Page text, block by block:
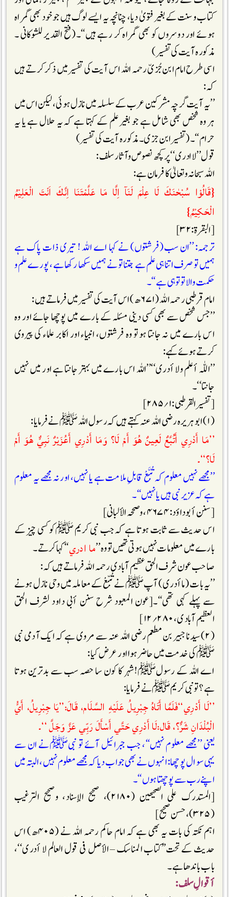
کتاب وسنت کے بغیر فتویٰ دیا، چنانچہ یہ ایسے لوگ ہیں جو خود بھی گمراہ
ہوئے اور دوسروں کو بھی گمراہ کر رہے ہیں‘‘۔(فتح القدیر للشوکانی ۔
مذکورہ آیت کی تفسیر)
اسی طرح امام ابن جُزیّ رحمہ اللہ اس آیت کی تفسیر میں ذکر کرتے ہیں
کہ :
’’یہ آیت گرچہ مشرکین عرب کے سلسلہ میں نازل ہوئی، لیکن اس میں
ہر وہ شخص بھی شامل ہے جو بغیر علم کے کہتا ہے کہ یہ حلال ہے یا یہ
حرام‘‘۔(تفسیر ابن جزی ۔مذکورہ آیت کی تفسیر)
قول’’لا ادری‘‘پر کچھ نصوص وآثار سلف :
اللہ سبحانہ وتعالیٰ کا فرمان ہے:
{قَالُوْا سُبْحٰنَكَ لَا عِلْمَ لَنَآ اِلَّا مَا عَلَّمْتَنَا اِنَّكَ اَنْتَ الْعَلِيْمُ
الْحَكِيْمُ}
[البقرۃ:۳۲]
ترجمہ: ’’ان سب(فرشتوں) نے کہا اے اللہ ! تیری ذات پاک ہے
ہمیں تو صرف اتنا ہی علم ہے جتنا تو نے ہمیں سکھا رکھا ہے، پورے علم و
حکمت والا تو تو ہی ہے‘‘۔
امام قرطبی رحمہ اللہ (۶۷۱ھ) اس آیت کی تفسیر میں فرماتے ہیں :
’’جس شخص سے بھی کسی دینی مسئلہ کے بارے میں پوچھا جائے اور وہ
اس بارے میں نہ جانتا ہو تو وہ فرشتوں، انبیاء اور اکابر علماء کی پیروی
کرتے ہوئے کہے:
’’اللّٰہ أعلم ولا أدری‘‘’’اللہ اس بارے میں بہتر جانتا ہے اور میں نہیں
جانتا‘‘۔
[تفسیر القرطبی:۱؍۲۸۵]
(۱) ابو ہریرہ رضی اللہ عنہ کہتے ہیں کہ رسول اللہ ﷺنے فرمایا :
’’مَا أَدْرِي أَتُبَّعٌ لَعِينٌ هُوَ أَمْ لَا؟ وَمَا أَدْرِي أَعُزَيْرٌ نَبِيٌّ هُوَ أَمْ
لَا؟‘‘۔
’’مجھے نہیں معلوم کہ تُبَّعْ قابلِ ملامت ہے یا نہیں، اور نہ مجھے یہ معلوم
ہے کہ عزیر نبی ہیں یا نہیں‘‘۔
[سنن أبو داؤد: ۴۶۷۴، وصححہ الألبانی]
اس حدیث سے ثابت ہوتا ہے کہ جب نبی کریم ﷺکو کسی چیز کے
بارے میں معلومات نہیں ہوتی تھیں تو وہ ’’ما ادري‘‘ کہا کرتے۔
صاحب عون شرف الحق عظیم آبادی رحمہ اللہ فرماتے ہیں کہ :
’’یہ بات (ما أدری) آپﷺنے تُبّعْ کے معاملہ میں وحی نازل ہونے
سے پہلے کہی تھی‘‘۔[عون المعبود شرح سنن أبی داود لشرف الحق
العظیم آبادی، ۲۸۰؍۱۲]
(۲) سیدنا جبیر بن مطعم رضی اللہ عنہ سے مروی ہے کہ ایک آدمی نبی
ﷺکی خدمت میں حاضر ہوا اور عرض کیا :
اے اللہ کے رسولﷺ!شہر کا کون سا حصہ سب سے بدترین ہوتا
ہے؟ تو نبی کریمﷺنے فرمایا:
’’لَا أَدْرِي‘‘فَلَمَّا أَتَاهُ جِبْرِيلُ عَلَيْهِ السَّلَام، قَالَ:’’يَا جِبْرِيلُ، أَيُّ
الْبُلْدَانِ شَرٌّ؟، قَال:لَا أَدْرِي حَتَّي أَسْأَلَ رَبِّي عَزَّ وَجَلَّ ‘‘۔
یعنی ’’مجھے معلوم نہیں‘‘، جب جبرائیل آئے تو نبیﷺنے ان سے
یہی سوال پوچھا: انہوں نے بھی جواب دیا کہ مجھے معلوم نہیں، البتہ میں
اپنے رب سے پوچھتا ہوں‘‘۔
[المستدرک علی الصحیحین (۲۱۸۰)، صحیح الإسناد، وصحیح الترغیب
(۳۲۵)، حسن صحیح]
اہم نکتہ کی بات یہ بھی ہے کہ امام حاکم رحمہ اللہ نے (۴۰۵ھ) اس
حدیث کے تحت’’کتاب المناسک – الأصل فی قول العالم لا أدری‘‘،
باب باندھا ہے۔
أقوالِ سلف :